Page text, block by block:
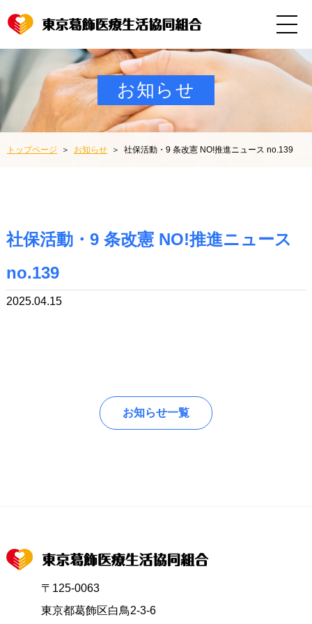
お知らせ
トップページ お知らせ 社保活動・9 条改憲 NO!推進ニュース no.139
社保活動・9 条改憲 NO!推進ニュース
no.139
2025.04.15
お知らせ一覧
〒125-0063
東京都葛飾区白鳥2-3-6